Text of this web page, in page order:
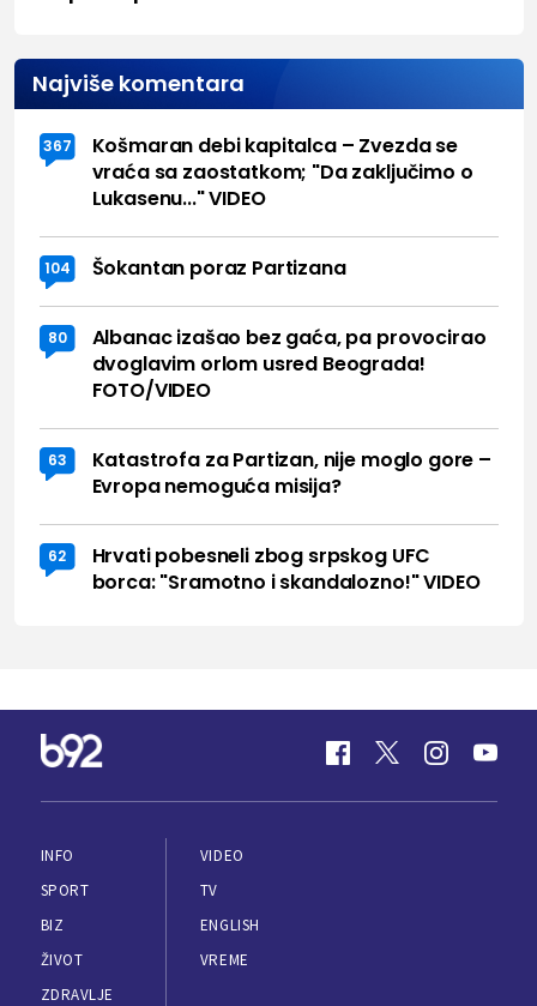
Najviše komentara
367
Košmaran debi kapitalca – Zvezda se
vraća sa zaostatkom; "Da zaključimo o
Lukasenu..." VIDEO
104 Šokantan poraz Partizana
80
Albanac izašao bez gaća, pa provocirao
dvoglavim orlom usred Beograda!
FOTO/VIDEO
63
Katastrofa za Partizan, nije moglo gore –
Evropa nemoguća misija?
62
Hrvati pobesneli zbog srpskog UFC
borca: "Sramotno i skandalozno!" VIDEO
INFO
SPORT
BIZ
ŽIVOT
ZDRAVLJE
VIDEO
TV
ENGLISH
VREME